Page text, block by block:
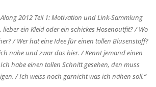
2012 Teil 1: Motivation und Link-Sammlung
lieber ein Kleid oder ein schickes Hosenoutfit? / Wo
/ Wer hat eine Idee für einen tollen Blusenstoff?
nähe und zwar das hier. / Kennt jemand einen
habe einen tollen Schnitt gesehen, den muss
/ Ich weiss noch garnicht was ich nähen soll.“